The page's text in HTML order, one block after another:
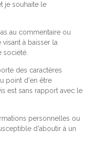
je souhaite le
au commentaire ou
à baisser la
des caractères
point d'en être
est sans rapport avec le
personnelles ou
d'aboutir à un